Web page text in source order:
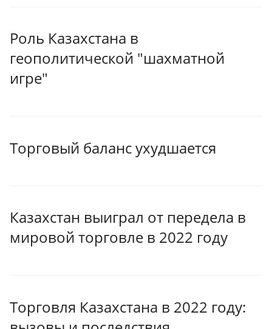
Роль Казахстана в
геополитической "шахматной
игре"
Торговый баланс ухудшается
Казахстан выиграл от передела в
мировой торговле в 2022 году
Торговля Казахстана в 2022 году: